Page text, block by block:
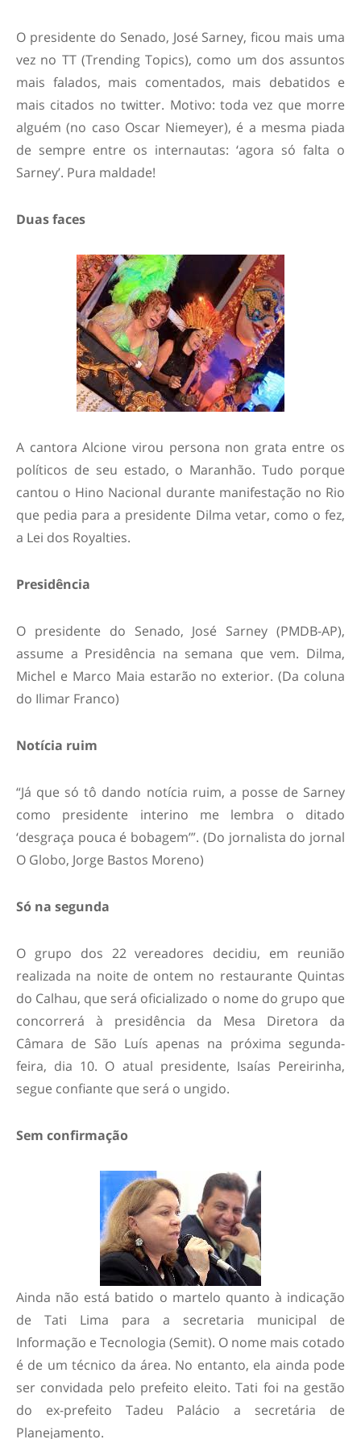
O presidente do Senado, José Sarney, ficou mais uma
vez no TT (Trending Topics), como um dos assuntos
mais falados, mais comentados, mais debatidos e
mais citados no twitter. Motivo: toda vez que morre
alguém (no caso Oscar Niemeyer), é a mesma piada
de sempre entre os internautas: ‘agora só falta o
Sarney’. Pura maldade!
Duas faces
A cantora Alcione virou persona non grata entre os
políticos de seu estado, o Maranhão. Tudo porque
cantou o Hino Nacional durante manifestação no Rio
que pedia para a presidente Dilma vetar, como o fez,
a Lei dos Royalties.
Presidência
O presidente do Senado, José Sarney (PMDB-AP),
assume a Presidência na semana que vem. Dilma,
Michel e Marco Maia estarão no exterior. (Da coluna
do Ilimar Franco)
Notícia ruim
“Já que só tô dando notícia ruim, a posse de Sarney
como presidente interino me lembra o ditado
‘desgraça pouca é bobagem’”. (Do jornalista do jornal
O Globo, Jorge Bastos Moreno)
Só na segunda
O grupo dos 22 vereadores decidiu, em reunião
realizada na noite de ontem no restaurante Quintas
do Calhau, que será oficializado o nome do grupo que
concorrerá à presidência da Mesa Diretora da
Câmara de São Luís apenas na próxima segunda-
feira, dia 10. O atual presidente, Isaías Pereirinha,
segue confiante que será o ungido.
Sem confirmação
Ainda não está batido o martelo quanto à indicação
de Tati Lima para a secretaria municipal de
Informação e Tecnologia (Semit). O nome mais cotado
é de um técnico da área. No entanto, ela ainda pode
ser convidada pelo prefeito eleito. Tati foi na gestão
do ex-prefeito Tadeu Palácio a secretária de
Planejamento.